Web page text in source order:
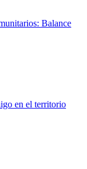
Balance
en el territorio